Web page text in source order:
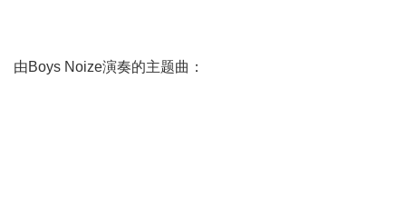
由Boys Noize演奏的主题曲：